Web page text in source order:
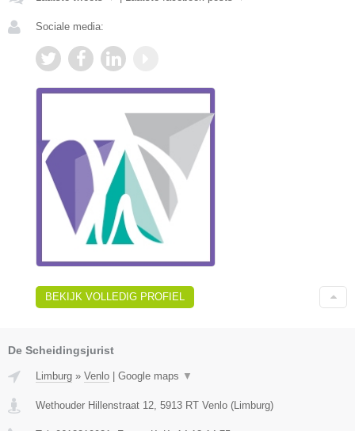
Sociale media:
BEKIJK VOLLEDIG PROFIEL
De Scheidingsjurist
Limburg » Venlo Google maps ▼
Wethouder Hillenstraat 12, 5913 RT Venlo (Limburg)